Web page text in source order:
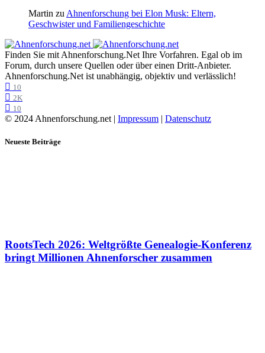
Martin zu Ahnenforschung bei Elon Musk: Eltern,
Geschwister und Familiengeschichte
Finden Sie mit Ahnenforschung.Net Ihre Vorfahren. Egal ob im
Forum, durch unsere Quellen oder über einen Dritt-Anbieter.
Ahnenforschung.Net ist unabhängig, objektiv und verlässlich!
10
2K
10
© 2024 Ahnenforschung.net | Impressum | Datenschutz
Neueste Beiträge
RootsTech 2026: Weltgrößte Genealogie-Konferenz
bringt Millionen Ahnenforscher zusammen